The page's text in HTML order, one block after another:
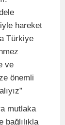
hareket
Türkiye
ve
önemli
mutlaka